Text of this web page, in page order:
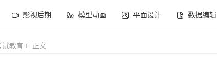
影视后期 模型动画 平面设计 数据编辑
试教育 正文